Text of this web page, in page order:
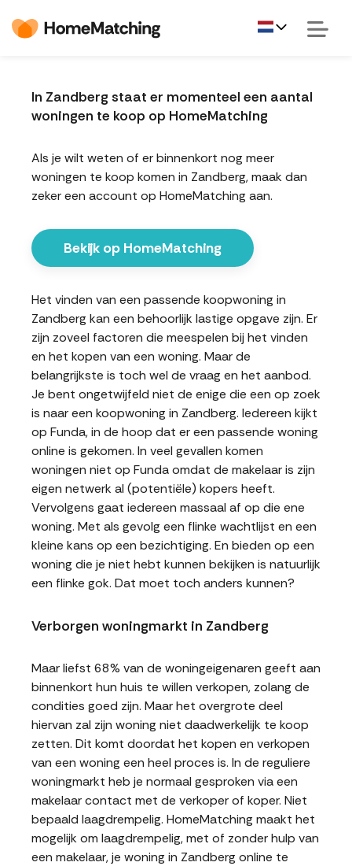
In Zandberg staat er momenteel een aantal
woningen te koop op HomeMatching
Als je wilt weten of er binnenkort nog meer
woningen te koop komen in Zandberg, maak dan
zeker een account op HomeMatching aan.
Bekijk op HomeMatching
Het vinden van een passende koopwoning in
Zandberg kan een behoorlijk lastige opgave zijn. Er
zijn zoveel factoren die meespelen bij het vinden
en het kopen van een woning. Maar de
belangrijkste is toch wel de vraag en het aanbod.
Je bent ongetwijfeld niet de enige die een op zoek
is naar een koopwoning in Zandberg. Iedereen kijkt
op Funda, in de hoop dat er een passende woning
online is gekomen. In veel gevallen komen
woningen niet op Funda omdat de makelaar is zijn
eigen netwerk al (potentiële) kopers heeft.
Vervolgens gaat iedereen massaal af op die ene
woning. Met als gevolg een flinke wachtlijst en een
kleine kans op een bezichtiging. En bieden op een
woning die je niet hebt kunnen bekijken is natuurlijk
een flinke gok. Dat moet toch anders kunnen?
Verborgen woningmarkt in Zandberg
Maar liefst 68% van de woningeigenaren geeft aan
binnenkort hun huis te willen verkopen, zolang de
condities goed zijn. Maar het overgrote deel
hiervan zal zijn woning niet daadwerkelijk te koop
zetten. Dit komt doordat het kopen en verkopen
van een woning een heel proces is. In de reguliere
woningmarkt heb je normaal gesproken via een
makelaar contact met de verkoper of koper. Niet
bepaald laagdrempelig. HomeMatching maakt het
mogelijk om laagdrempelig, met of zonder hulp van
een makelaar, je woning in Zandberg online te